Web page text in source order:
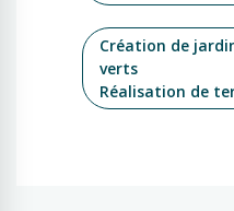
Création de
verts
Réalisation de